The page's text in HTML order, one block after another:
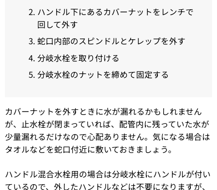
ハンドル下にあるカバーナットをレンチで
回して外す
蛇口内部のスピンドルとケレップを外す
分岐水栓を取り付ける
分岐水栓のナットを締めて固定する
カバーナットを外すときに水が漏れるかもしれません
が、止水栓が閉まっていれば、配管内に残っていた水が
少量漏れるだけなので心配ありません。気になる場合は
タオルなどを蛇口付近に敷いておきましょう。
ハンドル混合水栓用の場合は分岐水栓にハンドルが付い
ているので、外したハンドルなどは不要になりますが、